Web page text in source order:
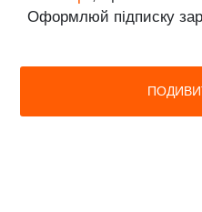
Оформлюй підписку